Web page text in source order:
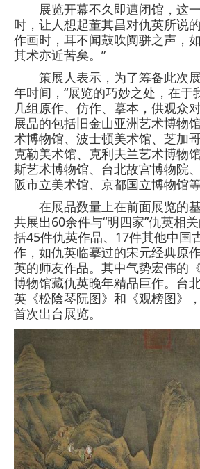
展览开幕不久即遭闭馆，这
时，让人想起董其昌对仇英所说
作画时，耳不闻鼓吹阗骈之声，
其术亦近苦矣。”
策展人表示，为了筹备此次
年时间，“展览的巧妙之处，在于
几组原作、仿作、摹本，供观众
展品的包括旧金山亚洲艺术博物
术博物馆、波士顿美术馆、芝加
克勒美术馆、克利夫兰艺术博物
斯艺术博物馆、台北故宫博物院
阪市立美术馆、京都国立博物馆等
在展品数量上在前面展览的基
共展出60余件与“明四家”仇英相
括45件仇英作品、17件其他中国
作，如仇英临摹过的宋元经典原
英的师友作品。其中气势宏伟的
博物馆藏仇英晚年精品巨作。台
英《松陰琴阮图》和《观榜图》
首次出台展览。